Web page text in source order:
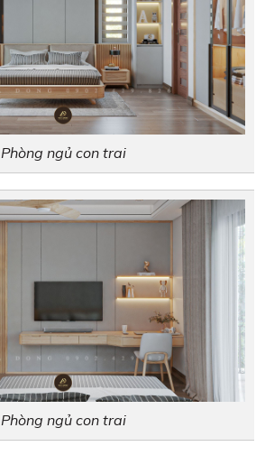
Phòng ngủ con trai
Phòng ngủ con trai